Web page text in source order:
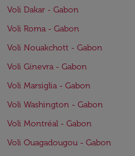
Voli Dakar - Gabon
Voli Roma - Gabon
Voli Nouakchott - Gabon
Voli Ginevra - Gabon
Voli Marsiglia - Gabon
Voli Washington - Gabon
Voli Montréal - Gabon
Voli Ouagadougou - Gabon